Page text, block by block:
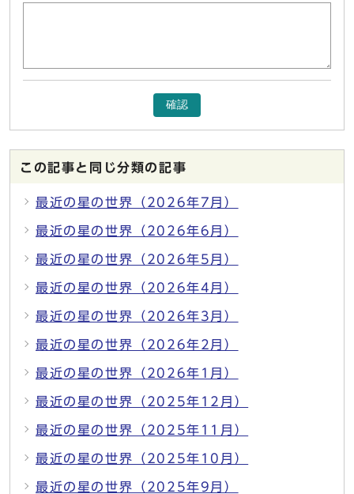
確認
この記事と同じ分類の記事
最近の星の世界（2026年7月）
最近の星の世界（2026年6月）
最近の星の世界（2026年5月）
最近の星の世界（2026年4月）
最近の星の世界（2026年3月）
最近の星の世界（2026年2月）
最近の星の世界（2026年1月）
最近の星の世界（2025年12月）
最近の星の世界（2025年11月）
最近の星の世界（2025年10月）
最近の星の世界（2025年9月）